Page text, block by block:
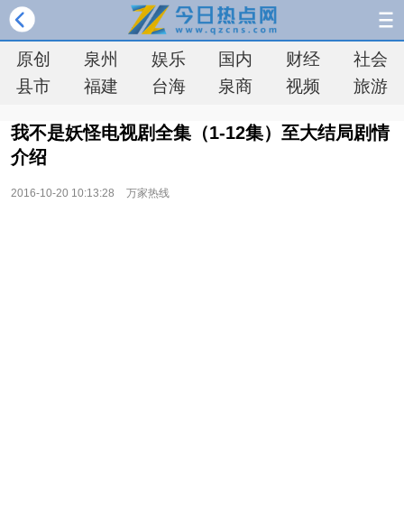
原创 泉州 娱乐 国内 财经
社会
县市
福建 台海 泉商 视频 旅游
我不是妖怪电视剧全集（1-12集）至大结局剧情
介绍
2016-10-20 10:13:28 万家热线